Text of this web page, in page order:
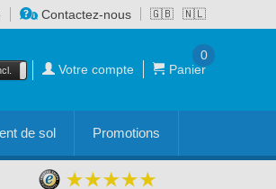
🇬🇧 🇳🇱
Contactez-nous
Excl. Votre compte Panier
0
de sol Promotions